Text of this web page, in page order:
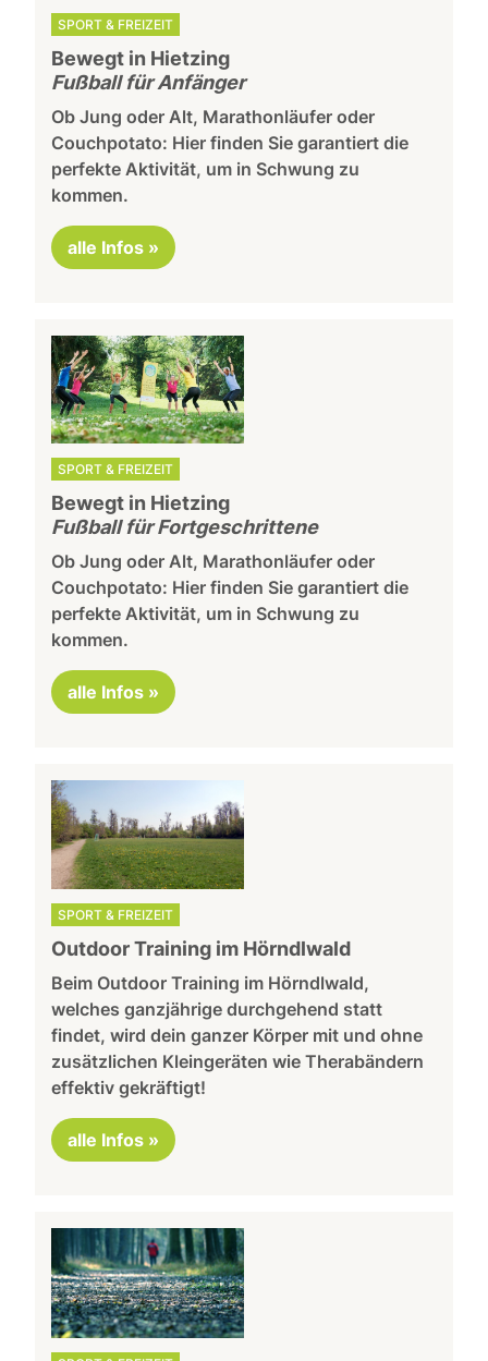
SPORT & FREIZEIT
Bewegt in Hietzing
Fußball für Anfänger
Ob Jung oder Alt, Marathonläufer oder
Couchpotato: Hier finden Sie garantiert die
perfekte Aktivität, um in Schwung zu
kommen.
alle Infos »
SPORT & FREIZEIT
Bewegt in Hietzing
Fußball für Fortgeschrittene
Ob Jung oder Alt, Marathonläufer oder
Couchpotato: Hier finden Sie garantiert die
perfekte Aktivität, um in Schwung zu
kommen.
alle Infos »
SPORT & FREIZEIT
Outdoor Training im Hörndlwald
Beim Outdoor Training im Hörndlwald,
welches ganzjährige durchgehend statt
findet, wird dein ganzer Körper mit und ohne
zusätzlichen Kleingeräten wie Therabändern
effektiv gekräftigt!
alle Infos »